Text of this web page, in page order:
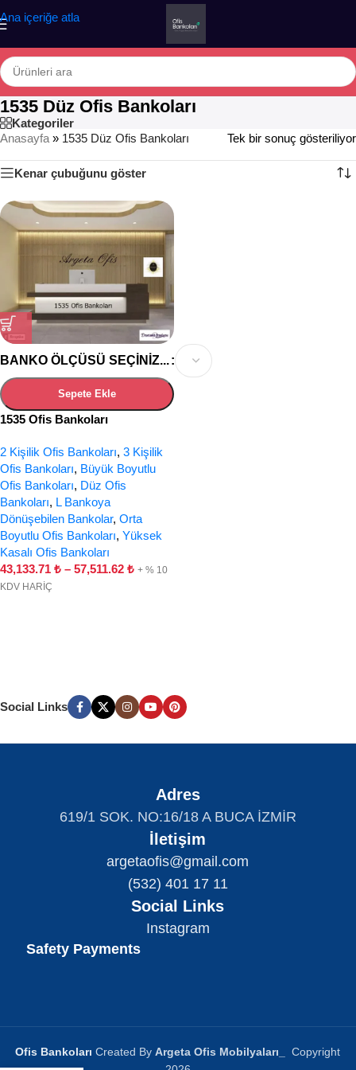
Ana içeriğe atla
1535 Düz Ofis Bankoları
Kategoriler
Anasayfa » 1535 Düz Ofis Bankoları Tek bir sonuç gösteriliyor
Kenar çubuğunu göster
BANKO ÖLÇÜSÜ SEÇINIZ...
Sepete Ekle
1535 Ofis Bankoları
2 Kişilik Ofis Bankoları, 3 Kişilik
Ofis Bankoları, Büyük Boyutlu
Ofis Bankoları, Düz Ofis
Bankoları, L Bankoya
Dönüşebilen Bankolar, Orta
Boyutlu Ofis Bankoları, Yüksek
Kasalı Ofis Bankoları
43,133.71 ₺ – 57,511.62 ₺ + % 10
KDV HARİÇ
Social Links
Adres
619/1 SOK. NO:16/18 A BUCA İZMİR
İletişim
argetaofis@gmail.com
(532) 401 17 11
Social Links
Instagram
Safety Payments
Ofis Bankoları Created ByArgeta Ofis Mobilyaları
Copyright